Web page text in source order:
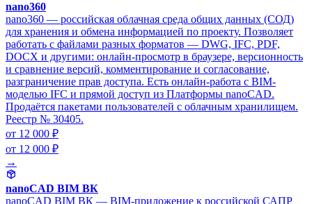
nano360
nano360 — российская облачная среда общих данных (СОД)
для хранения и обмена информацией по проекту. Позволяет
работать с файлами разных форматов — DWG, IFC, PDF,
DOCX и другими: онлайн-просмотр в браузере, версионность
и сравнение версий, комментирование и согласование,
разграничение прав доступа. Есть онлайн-работа с BIM-
моделью IFC и прямой доступ из Платформы nanoCAD.
Продаётся пакетами пользователей с облачным хранилищем.
Реестр № 30405.
от 12 000 ₽
от 12 000 ₽
→
nanoCAD BIM ВК
nanoCAD BIM ВК — BIM-приложение к российской САПР